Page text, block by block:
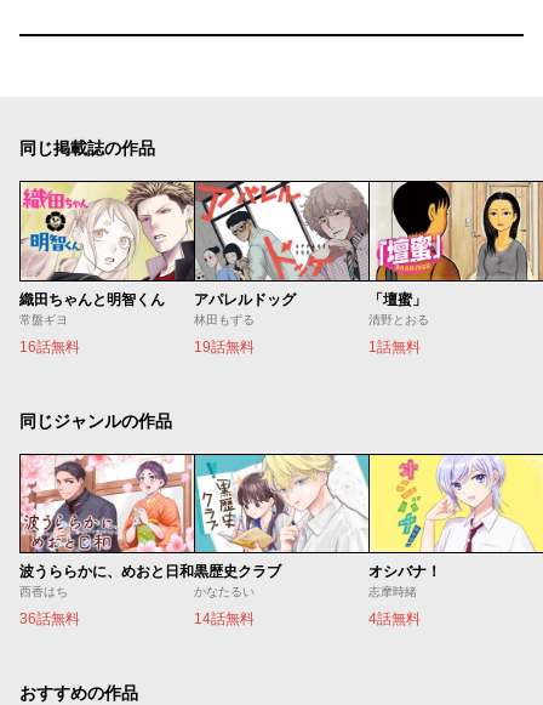
同じ掲載誌の作品
織田ちゃんと明智くん
常盤ギヨ
16話無料
アパレルドッグ
林田もずる
19話無料
「壇蜜」
清野とおる
1話無料
同じジャンルの作品
波うららかに、めおと日和
西香はち
36話無料
黒歴史クラブ
かなたるい
14話無料
オシバナ！
志摩時緒
4話無料
おすすめの作品